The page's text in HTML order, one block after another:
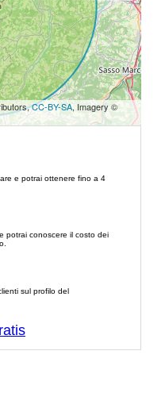
CC-BY-SA, Imagery ©
e potrai ottenere fino a 4
potrai conoscere il costo dei
sul profilo del